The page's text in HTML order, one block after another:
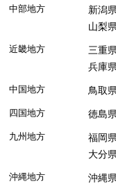
中部地方 新潟県
山梨県
近畿地方 三重県
兵庫県
中国地方 鳥取県
四国地方 徳島県
九州地方 福岡県
大分県
沖縄地方 沖縄県